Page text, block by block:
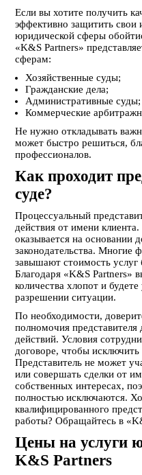
Если вы хотите получить
эффективно защитить свои
юридической сферы
«K&S Partners»
сферам:
Хозяйственные суды;
Гражданские дела;
Административные суды;
Коммерческие
Не нужно откладывать
может быстро решиться,
профессионалов.
Как проходит
суде?
Процессуальный
действия от имени
оказывается на основании
законодательства. Многие
завышают стоимость услуг
Благодаря «K&S Partners»
количества хлопот и
разрешении ситуации.
По необходимости,
полномочия представителя
действий. Условия
договоре, чтобы
Представитель не может
или совершать сделки от
собственных интересах,
полностью исключаются.
квалифицированного
работы? Обращайтесь в
Цены на услуги
K&S Partners